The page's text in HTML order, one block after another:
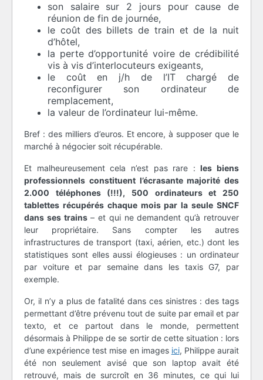
son salaire sur 2 jours pour cause de
réunion de fin de journée,
le coût des billets de train et de la nuit
d’hôtel,
la perte d’opportunité voire de crédibilité
vis à vis d’interlocuteurs exigeants,
le coût en j/h de l’IT chargé de
reconfigurer son ordinateur de
remplacement,
la valeur de l’ordinateur lui-même.
Bref : des milliers d’euros. Et encore, à supposer que le
marché à négocier soit récupérable.
Et malheureusement cela n’est pas rare :les biens
professionnels constituent l’écrasante majorité des
2.000 téléphones (!!!), 500 ordinateurs et 250
tablettes récupérés chaque mois par la seule SNCF
dans ses trains– et qui ne demandent qu’à retrouver
leur propriétaire. Sans compter les autres
infrastructures de transport (taxi, aérien, etc.) dont les
statistiques sont elles aussi élogieuses : un ordinateur
par voiture et par semaine dans les taxis G7, par
exemple.
Or, il n’y a plus de fatalité dans ces sinistres : des tags
permettant d’être prévenu tout de suite par email et par
texto, et ce partout dans le monde, permettent
désormais à Philippe de se sortir de cette situation : lors
d’une expérience test mise en images ici, Philippe aurait
été non seulement avisé que son laptop avait été
retrouvé, mais de surcroît en 36 minutes, ce qui lui